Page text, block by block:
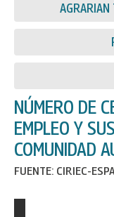
AGRARIAN
NÚMERO DE
EMPLEO Y
COMUNIDAD
FUENTE: CIRIEC-